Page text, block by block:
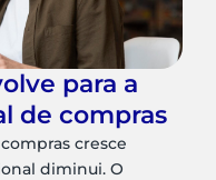
para a
de compras
cresce
diminui. O